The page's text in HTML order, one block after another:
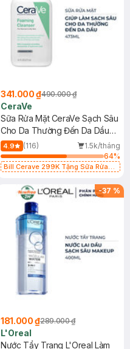
341.000 ₫490.000 ₫
CeraVe
Sữa Rửa Mặt CeraVe Sạch Sâu
Cho Da Thường Đến Da Dầu
473ml
4.9 (116)
1.5k/tháng
64%
Bill Cerave 299K Tặng Sữa Rửa
-37 %
181.000 ₫289.000 ₫
L'Oreal
Nước Tẩy Trang L'Oreal Làm